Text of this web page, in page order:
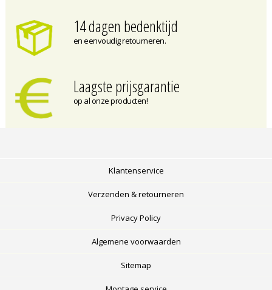
14 dagen bedenktijd
en eenvoudig retourneren.
Laagste prijsgarantie
op al onze producten!
Klantenservice
Verzenden & retourneren
Privacy Policy
Algemene voorwaarden
Sitemap